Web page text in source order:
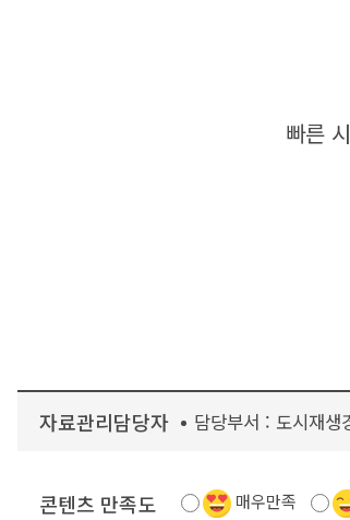
빠른
자료관리담당자 담당부서 : 도시재생
콘텐츠 만족도 매우만족